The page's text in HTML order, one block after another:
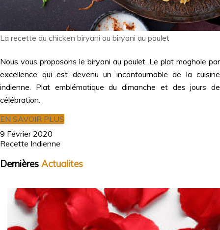
La recette du chicken biryani ou biryani au poulet
Nous vous proposons le biryani au poulet. Le plat moghole par
excellence qui est devenu un incontournable de la cuisine
indienne. Plat emblématique du dimanche et des jours de
célébration.
EN SAVOIR PLUS
9 Février 2020
Recette Indienne
Dernières Actualites